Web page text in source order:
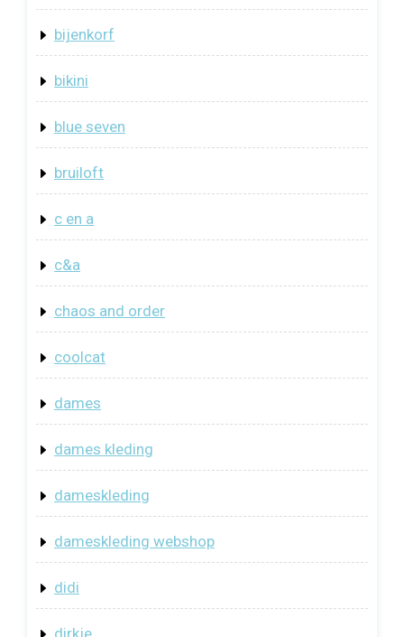
bijenkorf
bikini
blue seven
bruiloft
c en a
c&a
chaos and order
coolcat
dames
dames kleding
dameskleding
dameskleding webshop
didi